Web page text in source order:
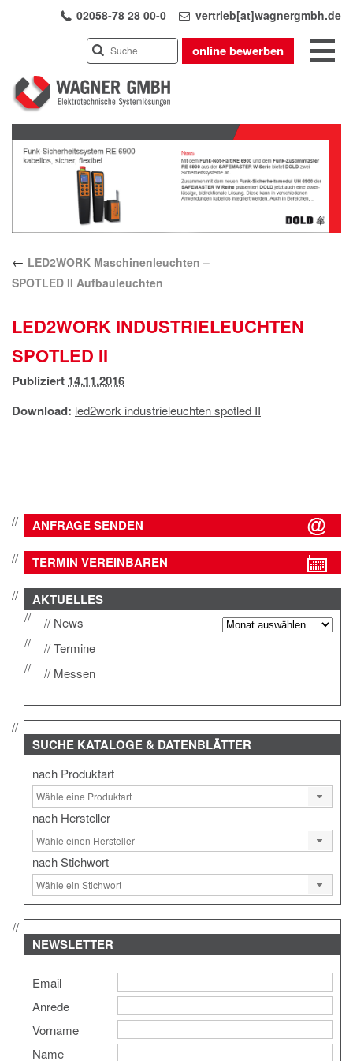
02058-78 28 00-0 vertrieb[at]wagnergmbh.de
online bewerben
INDUSTRIEVERTRETUNG
UNSER TEAM
WIR ÜBER UNS
KARRIERE
PRODUKTE
APPLIKATIONEN
LÖSUNGEN
KONTAKT
IMPRESSUM
DATENSCHUTZ
Previous
Next
← LED2WORK Maschinenleuchten –
SPOTLED II Aufbauleuchten
LED2WORK INDUSTRIELEUCHTEN
SPOTLED II
Publiziert 14.11.2016
Download: led2work industrieleuchten spotled II
ANFRAGE SENDEN
TERMIN VEREINBAREN
AKTUELLES
News
Termine
Messen
SUCHE KATALOGE & DATENBLÄTTER
nach Produktart
nach Hersteller
nach Stichwort
NEWSLETTER
Email
Anrede
Vorname
Name